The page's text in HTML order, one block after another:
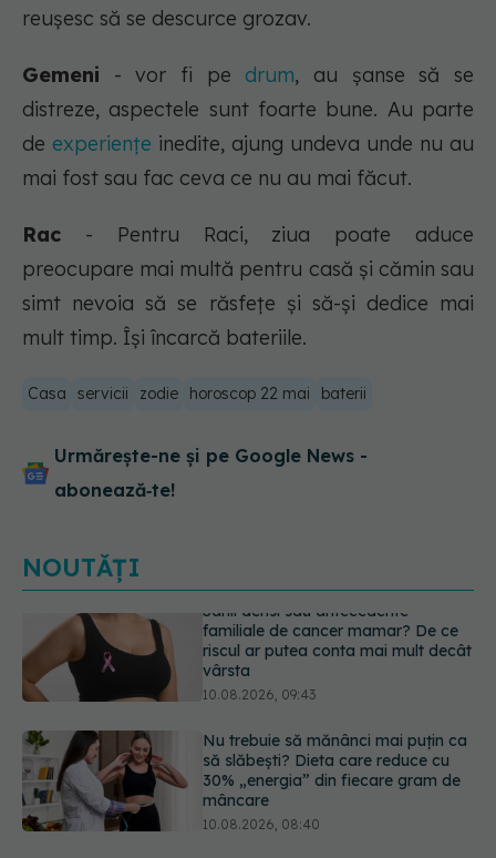
reușesc să se descurce grozav.
Gemeni - vor fi pe drum, au șanse să se
distreze, aspectele sunt foarte bune. Au parte
de experiențe inedite, ajung undeva unde nu au
mai fost sau fac ceva ce nu au mai făcut.
Rac - Pentru Raci, ziua poate aduce
preocupare mai multă pentru casă și cămin sau
simt nevoia să se răsfețe și să-și dedice mai
mult timp. Își încarcă bateriile.
Casa servicii zodie horoscop 22 mai baterii
Urmărește-ne și pe Google News -
abonează‑te!
NOUTĂȚI
Nu trebuie să mănânci mai puțin ca
să slăbești? Dieta care reduce cu
30% „energia” din fiecare gram de
mâncare
Reclamele din platformele medicale
AI pot influența prescrierea
medicamentelor